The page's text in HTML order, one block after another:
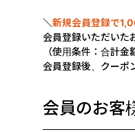
＼新規会員登録で
会員登録いただいた
（使用条件：合計
会員登録後、クーポ
会員のお客